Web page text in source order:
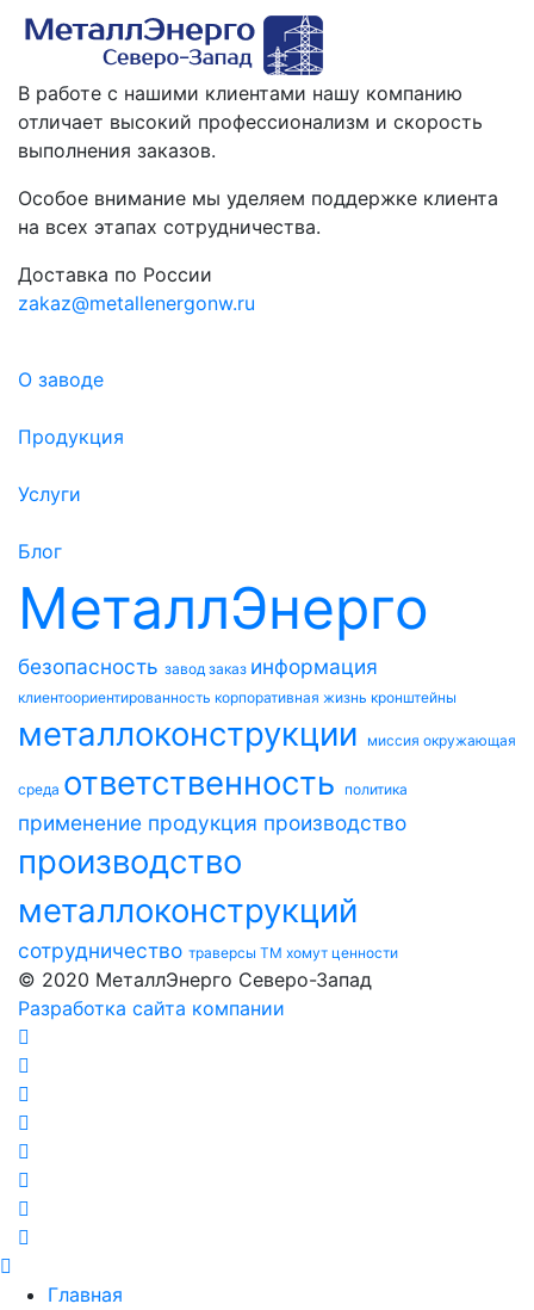
В работе с нашими клиентами нашу компанию
отличает высокий профессионализм и скорость
выполнения заказов.
Особое внимание мы уделяем поддержке клиента
на всех этапах сотрудничества.
Доставка по России
zakaz@metallenergonw.ru
О заводе
Продукция
Услуги
Блог
МеталлЭнерго
безопасность завод заказ информация
клиентоориентированность корпоративная жизнь кронштейны
металлоконструкции миссия окружающая
среда ответственность политика
применение продукция производство
производство
металлоконструкций
сотрудничество траверсы ТМ хомут ценности
© 2020 МеталлЭнерго Северо-Запад
Разработка сайта компании
Главная